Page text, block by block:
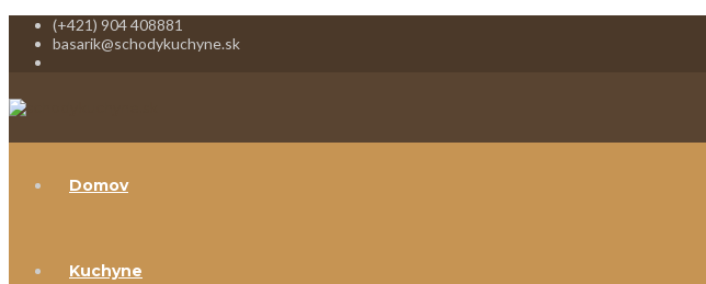
(+421) 904 408881
basarik@schodykuchyne.sk
Domov
Kuchyne